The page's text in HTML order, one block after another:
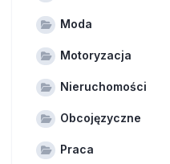
Moda
Motoryzacja
Nieruchomości
Obcojęzyczne
Praca